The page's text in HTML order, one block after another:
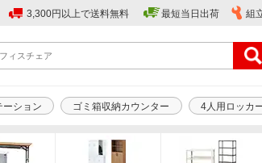
3,300円以上で送料無料 最短当日出荷 組
ーション ゴミ箱収納カウンター 4人用ロッカ